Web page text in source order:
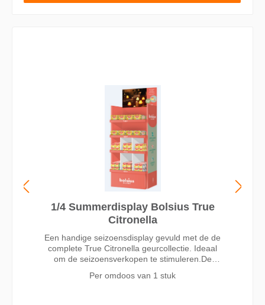
1/4 Summerdisplay Bolsius True
Citronella
Een handige seizoensdisplay gevuld met de de
complete True Citronella geurcollectie. Ideaal
om de seizoensverkopen te stimuleren.De
Omschrijving 48 stuks x 103625620332Per omdoos van 1 stuk